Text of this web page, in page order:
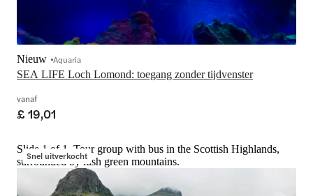
SEA LIFE Loch Lomond: toegang zonder tijdvenster
Nieuw Aquaria
vanaf
£ 19,01
Snel uitverkocht
Slide 1 of 1, Tour group with bus in the Scottish Highlands,
surrounded by lush green mountains.